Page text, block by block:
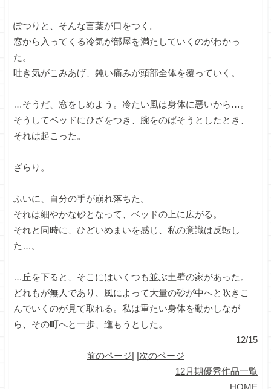
ぽつりと、そんな言葉が口をつく。
窓から入ってくる冷気が部屋を満たしていくのがわかっ
た。
吐き気がこみあげ、鈍い痛みが頭部全体を覆っていく。
…そうだ、窓をしめよう。冷たい風は身体に悪いから…。
そうしてベッドにひざをつき、腕をのばそうとしたとき、
それは起こった。
ざらり。
ふいに、自分の手が崩れ落ちた。
それは細やかな砂となって、ベッドの上に広がる。
それと同時に、ひどいめまいを感じ、私の意識は反転し
た…。
…丘を下ると、そこにはいくつも並ぶ土壁の家があった。
どれもが無人であり、風によって大量の砂が中へと吹きこ
んでいくのが見て取れる。私は重たい身体を動かしなが
ら、その町へと一歩、進もうとした。
12/15
前のページ| |次のページ
12月期優秀作品一覧
HOME